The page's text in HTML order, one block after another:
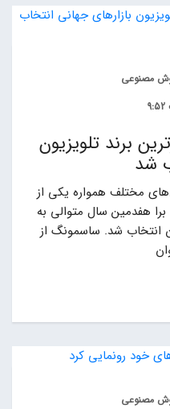
مصنوعی
برند تلویزیون
شد
مختلف همواره یکی از
برا هفدمین سال متوالی به
انتخاب شد. ساسمونگ از
مصنوعی